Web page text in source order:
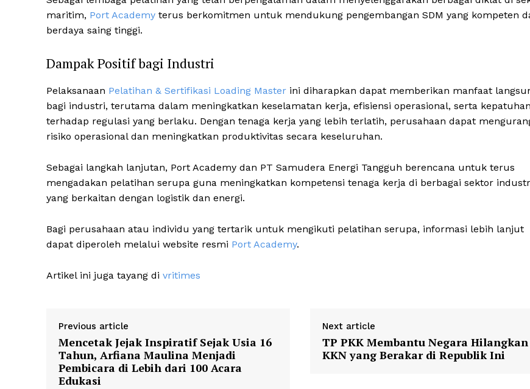
maritim, Port Academy terus berkomitmen untuk mendukung pengembangan SDM yang kompeten
berdaya saing tinggi.
Dampak Positif bagi Industri
Pelaksanaan Pelatihan & Sertifikasi Loading Master ini diharapkan dapat memberikan manfaat
bagi industri, terutama dalam meningkatkan keselamatan kerja, efisiensi operasional, serta kepatuhan
terhadap regulasi yang berlaku. Dengan tenaga kerja yang lebih terlatih, perusahaan dapat
risiko operasional dan meningkatkan produktivitas secara keseluruhan.
Sebagai langkah lanjutan, Port Academy dan PT Samudera Energi Tangguh berencana untuk terus
mengadakan pelatihan serupa guna meningkatkan kompetensi tenaga kerja di berbagai sektor
yang berkaitan dengan logistik dan energi.
Bagi perusahaan atau individu yang tertarik untuk mengikuti pelatihan serupa, informasi lebih lanjut
dapat diperoleh melalui website resmi Port Academy.
Artikel ini juga tayang di vritimes
Previous article
Mencetak Jejak Inspiratif Sejak Usia 16
Tahun, Arfiana Maulina Menjadi
Pembicara di Lebih dari 100 Acara
Edukasi
Next article
TP PKK Membantu Negara Hilangkan
KKN yang Berakar di Republik Ini